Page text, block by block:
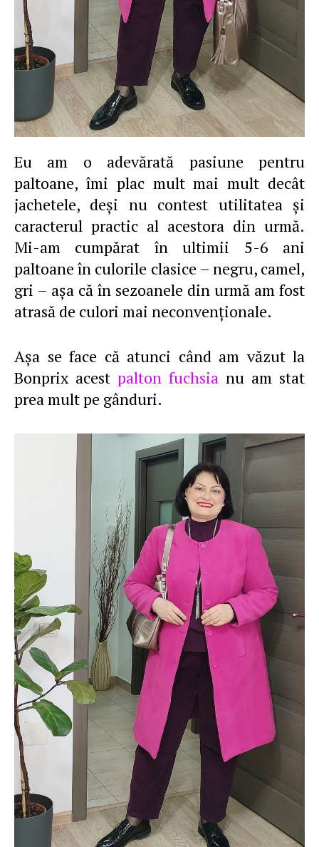
Eu am o adevărată pasiune pentru
paltoane, îmi plac mult mai mult decât
jachetele, deşi nu contest utilitatea şi
caracterul practic al acestora din urmă.
Mi-am cumpărat în ultimii 5-6 ani
paltoane în culorile clasice – negru, camel,
gri – aşa că în sezoanele din urmă am fost
atrasă de culori mai neconvenţionale.
Aşa se face că atunci când am văzut la
Bonprix acest palton fuchsia nu am stat
prea mult pe gânduri.